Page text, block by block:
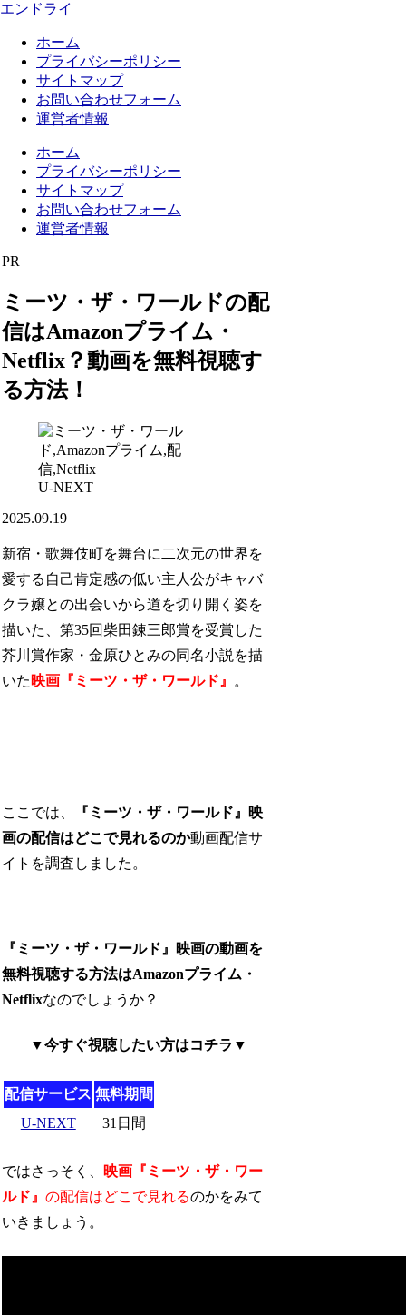
エンドライ
ホーム
プライバシーポリシー
サイトマップ
お問い合わせフォーム
運営者情報
ホーム
プライバシーポリシー
サイトマップ
お問い合わせフォーム
運営者情報
PR
ミーツ・ザ・ワールドの配
信はAmazonプライム・
Netflix？動画を無料視聴す
る方法！
U-NEXT
2025.09.19
新宿・歌舞伎町を舞台に二次元の世界を
愛する自己肯定感の低い主人公がキャバ
クラ嬢との出会いから道を切り開く姿を
描いた、第35回柴田錬三郎賞を受賞した
芥川賞作家・金原ひとみの同名小説を描
いた 映画『ミーツ・ザ・ワールド』 。
ここでは、
『ミーツ・ザ・ワールド』映
画の配信はどこで見れるのか動画配信サ
イトを調査しました。
『ミーツ・ザ・ワールド』映画の動画を
無料視聴する方法はAmazonプライム・
Netflixなのでしょうか？
▼今すぐ視聴したい方はコチラ▼
配信サービス 無料期間
U-NEXT
31日間
ではさっそく、
映画『ミーツ・ザ・ワー
ルド』の配信はどこで見れるのかをみて
いきましょう。